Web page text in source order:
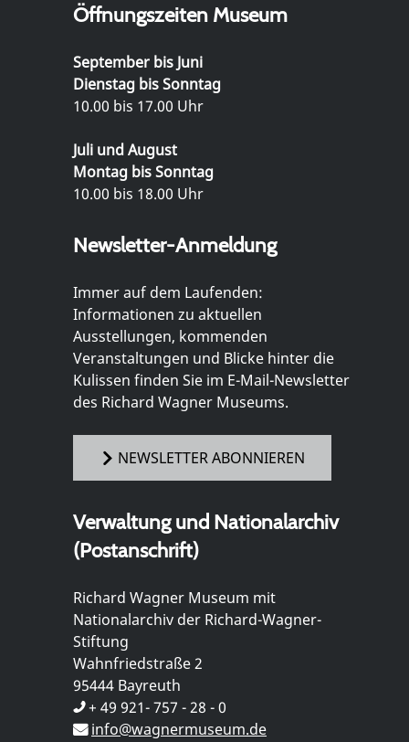
Öffnungszeiten Museum
September bis Juni
Dienstag bis Sonntag
10.00 bis 17.00 Uhr
Juli und August
Montag bis Sonntag
10.00 bis 18.00 Uhr
Newsletter-Anmeldung
Immer auf dem Laufenden:
Informationen zu aktuellen
Ausstellungen, kommenden
Veranstaltungen und Blicke hinter die
Kulissen finden Sie im E-Mail-Newsletter
des Richard Wagner Museums.
NEWSLETTER ABONNIEREN
Verwaltung und Nationalarchiv
(Postanschrift)
Richard Wagner Museum mit
Nationalarchiv der Richard-Wagner-
Stiftung
Wahnfriedstraße 2
95444 Bayreuth
+ 49 921- 757 - 28 - 0
info@wagnermuseum.de